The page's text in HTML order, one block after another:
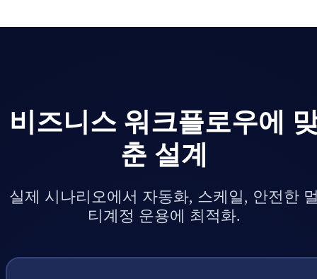
비즈니스 워크플로우에
춘 설계
실제 시나리오에서 자동화, 스케일, 안전한
티계정 운용에 최적화.